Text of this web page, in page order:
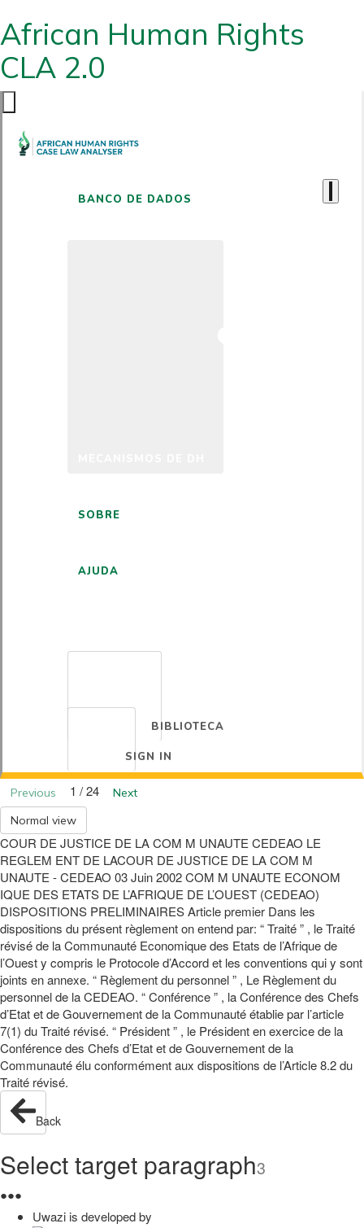
African Human Rights
CLA 2.0
BANCO DE DADOS
SOBRE
AJUDA
BIBLIOTECA
SIGN IN
Previous 1 / 24
Next
Normal view
COUR DE JUSTICE DE LA COM M UNAUTE CEDEAO LE
REGLEM ENT DE LACOUR DE JUSTICE DE LA COM M
UNAUTE - CEDEAO 03 Juin 2002 COM M UNAUTE ECONOM
IQUE DES ETATS DE L’AFRIQUE DE L’OUEST (CEDEAO)
DISPOSITIONS PRELIMINAIRES Article premier Dans les
dispositions du présent règlement on entend par: “ Traité ” , le Traité
révisé de la Communauté Economique des Etats de l’Afrique de
l’Ouest y compris le Protocole d’Accord et les conventions qui y sont
joints en annexe. “ Règlement du personnel ” , Le Règlement du
personnel de la CEDEAO. “ Conférence ” , la Conférence des Chefs
d’Etat et de Gouvernement de la Communauté établie par l’article
7(1) du Traité révisé. “ Président ” , le Président en exercice de la
Conférence des Chefs d’Etat et de Gouvernement de la
Communauté élu conformément aux dispositions de l’Article 8.2 du
Traité révisé.
Back
Select target paragraph3
●●●
Uwazi is developed by